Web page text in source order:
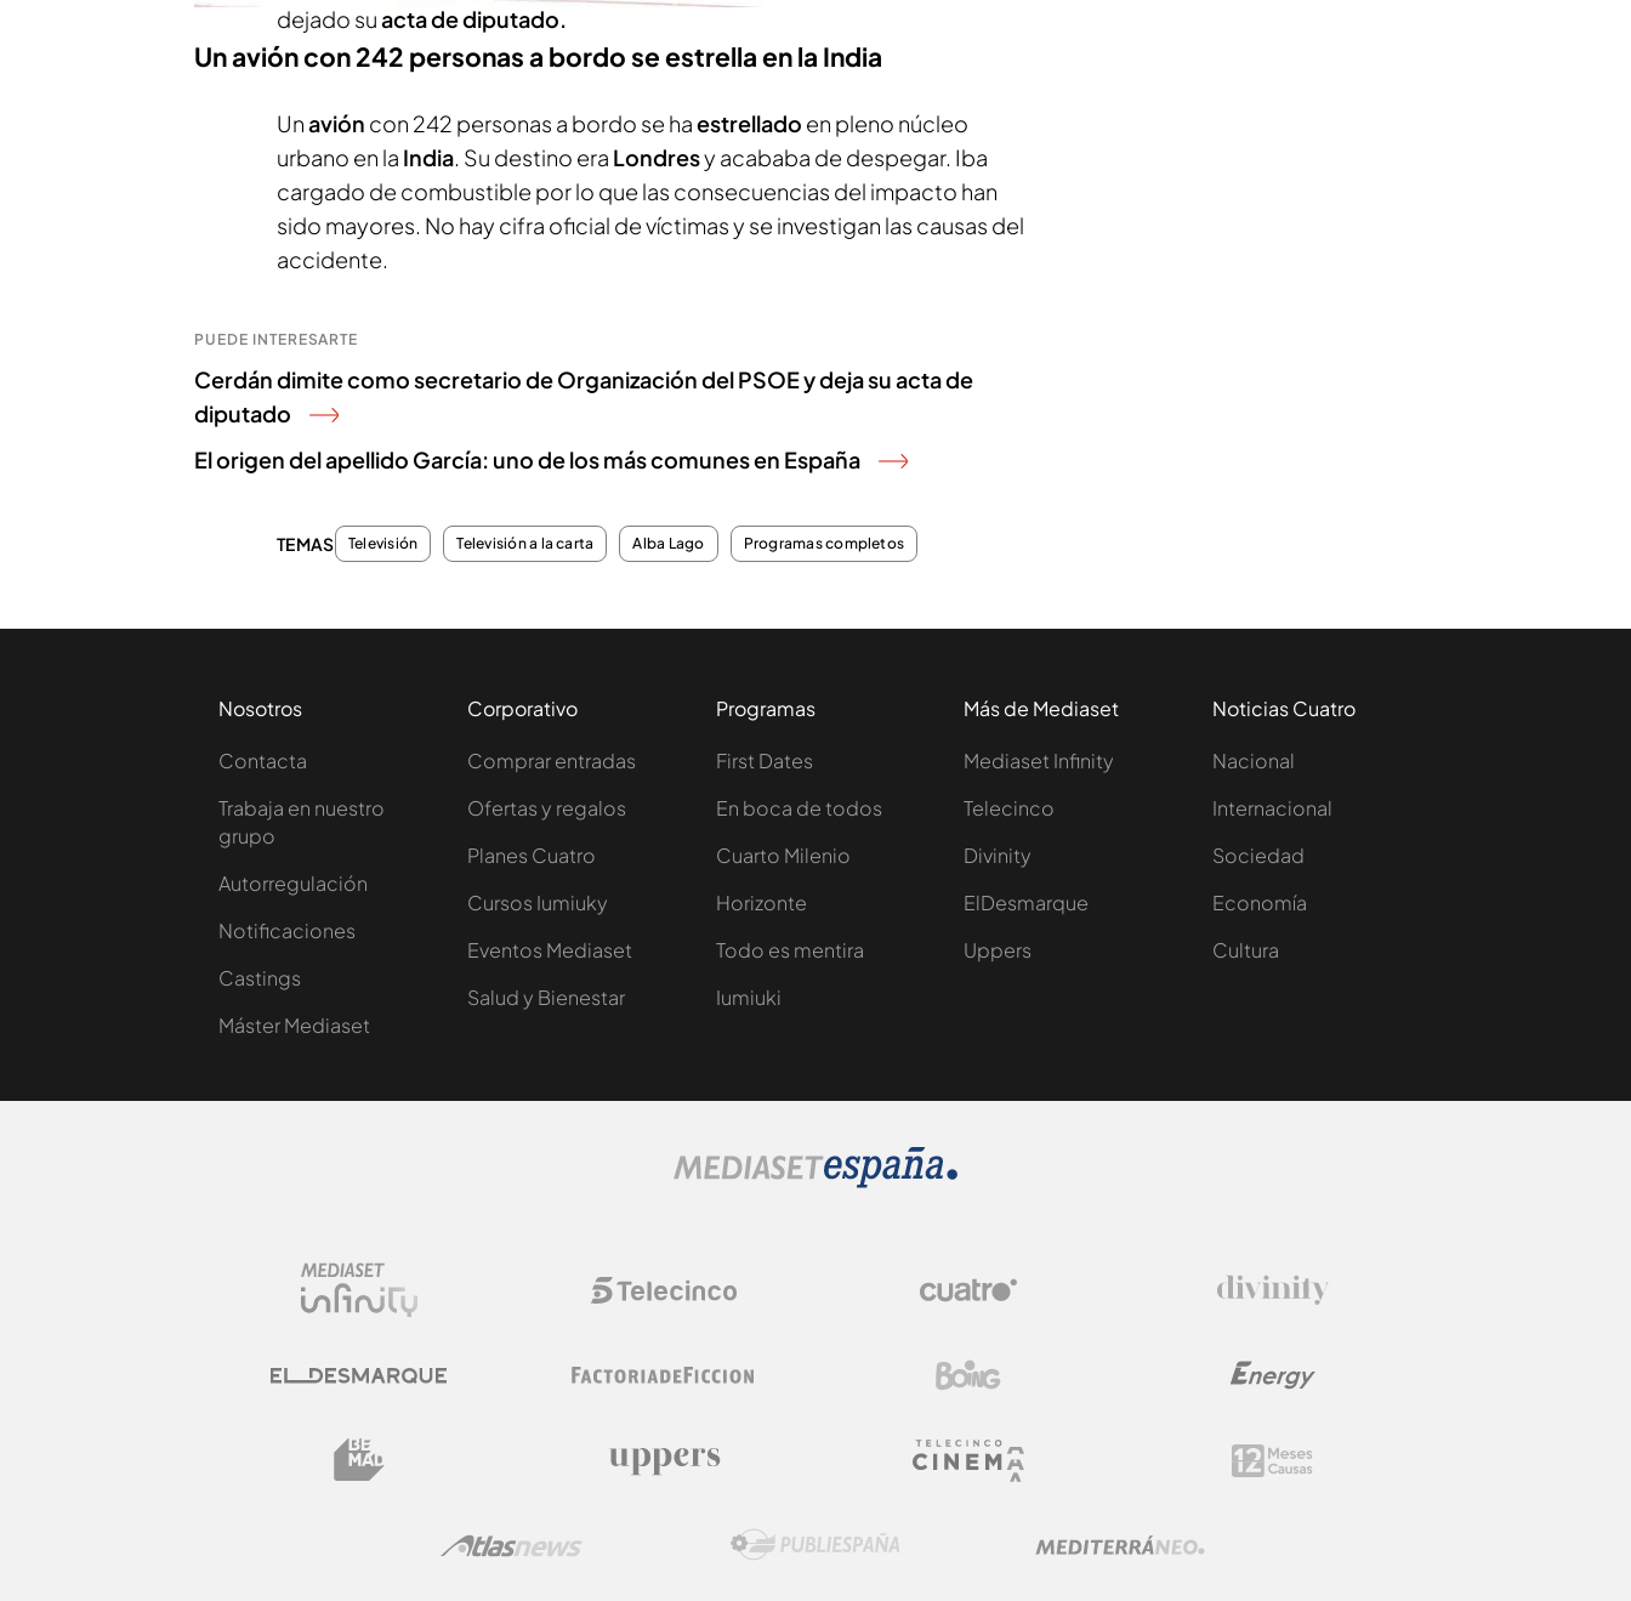
dejado suacta de diputado.
Un avión con 242 personas a bordo se estrella en la India
Unavión con 242 personas a bordo se haestrellado en pleno núcleo
urbano en la India. Su destino era Londresy acababa de despegar. Iba
cargado de combustible por lo que las consecuencias del impacto han
sido mayores. No hay cifra oficial de víctimas y se investigan las causas del
accidente.
PUEDE INTERESARTE
Cerdán dimite como secretario de Organización del PSOE y deja su acta de
diputado
El origen del apellido García: uno de los más comunes en España
TEMAS Televisión Televisión a la carta Alba Lago Programas completos
Nosotros
Contacta
Trabaja en nuestro
grupo
Autorregulación
Notificaciones
Castings
Máster Mediaset
Corporativo
Comprar entradas
Ofertas y regalos
Planes Cuatro
Cursos Iumiuky
Eventos Mediaset
Salud y Bienestar
Programas
First Dates
En boca de todos
Cuarto Milenio
Horizonte
Todo es mentira
Iumiuki
Más de Mediaset
Mediaset Infinity
Telecinco
Divinity
ElDesmarque
Uppers
Noticias Cuatro
Nacional
Internacional
Sociedad
Economía
Cultura